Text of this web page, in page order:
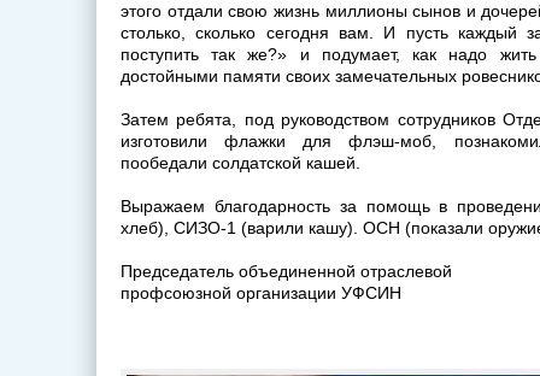
этого отдали свою жизнь миллионы сынов и
столько, сколько сегодня вам. И пусть каждый
поступить так же?» и подумает, как надо
достойными памяти своих замечательных
Затем ребята, под руководством сотрудников
изготовили флажки для флэш-моб,
пообедали солдатской кашей.
Выражаем благодарность за помощь в
хлеб), СИЗО-1 (варили кашу). ОСН (показали
Председатель объединенной отраслевой
профсоюзной организации УФСИН